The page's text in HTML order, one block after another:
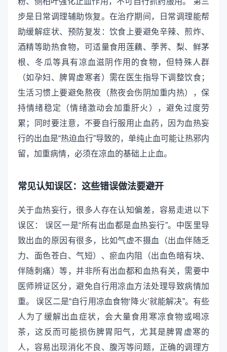
步是日常调理辅助恢复。在治疗期间，日常调理能帮
助缓解症状、预防复发：饮食上要避免辛辣、煎炸、
酒精等助热食物，可适量食用莲藕、荸荠、梨、鲜茅
根、冬瓜等具有凉血滋阴作用的食物，但特殊人群
（如孕妇、脾胃虚寒者）需在医生指导下调整饮食；
生活习惯上要避免熬夜（熬夜会伤阴加重内热），保
持情绪稳定（情绪激动会加重肝火），避免过度劳
累；同时要注意，不要自行服用止血药，因为血热妄
行的出血是“热迫血行”导致的，单纯止血可能让热邪内
留，加重病情，必须在凉血的基础上止血。
常见认知误区：这些错误做法要避开
关于血热妄行，很多人存在认知偏差，容易走进以下
误区： 误区一是“所有出血都是血热妄行”。中医里导
致出血的原因有很多，比如气虚不摄血（出血伴随乏
力、面色苍白、气短）、瘀血内阻（出血色暗有块、
伴随刺痛）等，并非所有出血都和血热有关，需要中
医师辨证区分，避免自行用凉血方法处理导致病情加
重。 误区二是“自行用凉血食物‘降火’就能解决”。有些
人为了缓解出血症状，会大量食用寒凉食物或喝凉
茶，这反而可能损伤脾胃阳气，尤其是脾胃虚寒的
人，容易出现消化不良、腹泻等问题，正确的调理方